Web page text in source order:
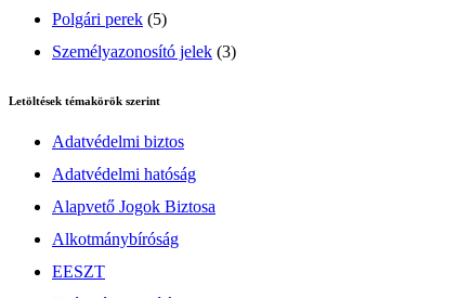
Polgári perek (5)
Személyazonosító jelek (3)
Letöltések témakörök szerint
Adatvédelmi biztos
Adatvédelmi hatóság
Alapvető Jogok Biztosa
Alkotmánybíróság
EESZT